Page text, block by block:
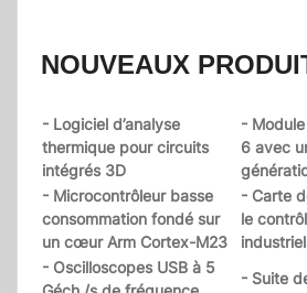
NOUVEAUX
- Logiciel d’analyse
thermique pour circuits
intégrés 3D
-
6 avec
- Microcontrôleur basse
consommation fondé sur
un cœur Arm Cortex-M23
- Carte
le
- Oscilloscopes USB à 5
- Suite